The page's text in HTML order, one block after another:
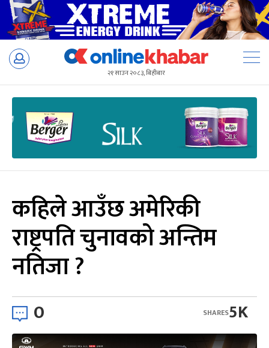
Skip
२१ साउन २०८३, बिहीबार
कहिले आउँछ अमेरिकी
राष्ट्रपति चुनावको अन्तिम
नतिजा ?
0 5K
SHARES